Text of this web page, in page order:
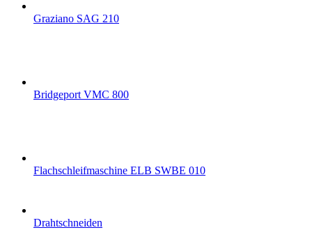
Graziano SAG 210
Bridgeport VMC 800
Flachschleifmaschine ELB SWBE 010
Drahtschneiden